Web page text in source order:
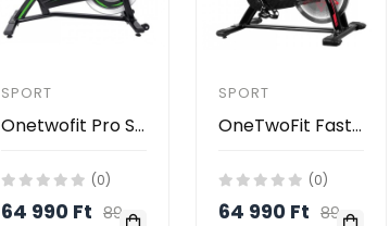
SPORT
Onetwofit Pro Spinning Bicikli
(0)
64 990 Ft 89
SPORT
OneTwoFit Fast Spinning bicikli
(0)
64 990 Ft 89